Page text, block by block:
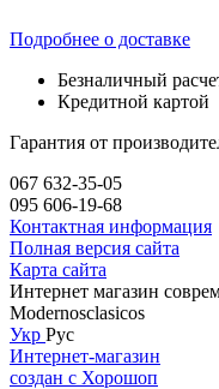
Подробнее о доставке
Безналичный
Кредитной картой
Гарантия от
067 632-35-05
095 606-19-68
Контактная информация
Полная версия сайта
Карта сайта
Интернет магазин
Modernosclasicos
Укр Рус
Интернет-магазин
создан с Хорошоп